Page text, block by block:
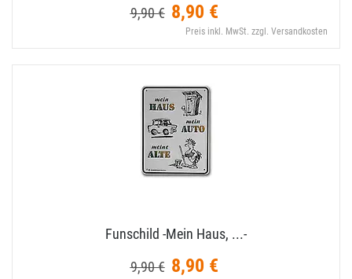
9,90 € 8,90 €
Preis inkl. MwSt. zzgl. Versandkosten
Funschild -Mein Haus, ..​.-
9,90 € 8,90 €